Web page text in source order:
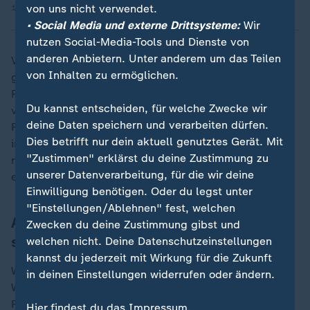
17.12.2025 | 3:10 min
Vielerorts werden die von den Entsorgungsbetrieben
gesammelten Tannen geschreddert und für
Rekultivierungsmaßnahmen genutzt. Oder sie werden
verbrannt und in Biomassekraftwerken in Strom und
Fernwärme verwandelt. Rund 350.000 Bäume werden
im Schnitt jedes Jahr allein in Berlin gesammelt. Das
reicht nach Expertenangaben, um rund 500 Haushalte
ein Jahr lang mitWärmeundStromzu versorgen.
Achtung Brandgefahr: Trockene Bäume
schnell entsorgen
Wer schon mal beobachtet hat, wie schnell ein
Weihnachtsbaum mit seinen über 400.000 Nadeln in
Flammen aufgeht und welche Wucht das Feuer
von uns nicht verwendet.
• Social Media und externe Drittsysteme:Wir
nutzen Social-Media-Tools und Dienste von
anderen Anbietern. Unter anderem um das Teilen
von Inhalten zu ermöglichen.
Du kannst entscheiden, für welche Zwecke wir
deine Daten speichern und verarbeiten dürfen.
Dies betrifft nur dein aktuell genutztes Gerät. Mit
"Zustimmen" erklärst du deine Zustimmung zu
unserer Datenverarbeitung, für die wir deine
Einwilligung benötigen. Oder du legst unter
"Einstellungen/Ablehnen" fest, welchen
Zwecken du deine Zustimmung gibst und
welchen nicht. Deine Datenschutzeinstellungen
kannst du jederzeit mit Wirkung für die Zukunft
in deinen Einstellungen widerrufen oder ändern.
Hier findest du das Impressum.